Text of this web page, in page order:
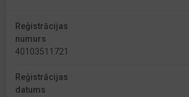
Reģistrācijas
numurs
40103511721
Reģistrācijas
datums